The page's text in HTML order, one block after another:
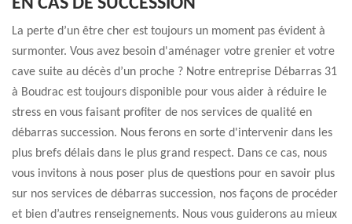
EN CAS DE SUCCESSION
La perte d’un être cher est toujours un moment pas évident à
surmonter. Vous avez besoin d'aménager votre grenier et votre
cave suite au décès d’un proche ? Notre entreprise Débarras 31
à Boudrac est toujours disponible pour vous aider à réduire le
stress en vous faisant profiter de nos services de qualité en
débarras succession. Nous ferons en sorte d'intervenir dans les
plus brefs délais dans le plus grand respect. Dans ce cas, nous
vous invitons à nous poser plus de questions pour en savoir plus
sur nos services de débarras succession, nos façons de procéder
et bien d’autres renseignements. Nous vous guiderons au mieux